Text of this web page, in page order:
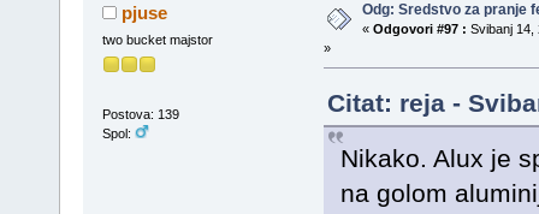
pjuse
two bucket majstor
Postova: 139
Spol:
Odg: Sredstvo za pranje
« Odgovori #97 : Svibanj 14,
»
Citat: reja -
Nikako. Alux je
na golom